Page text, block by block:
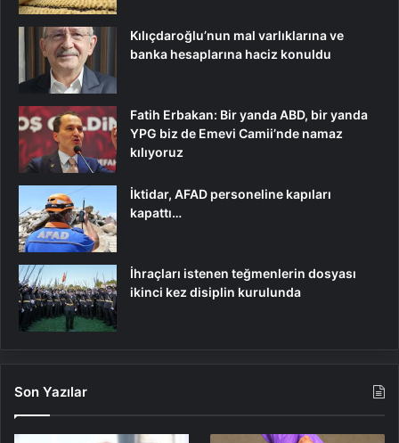
Kılıçdaroğlu’nun mal varlıklarına ve
banka hesaplarına haciz konuldu
Fatih Erbakan: Bir yanda ABD, bir yanda
YPG biz de Emevi Camii’nde namaz
kılıyoruz
İktidar, AFAD personeline kapıları
kapattı…
İhraçları istenen teğmenlerin dosyası
ikinci kez disiplin kurulunda
Son Yazılar